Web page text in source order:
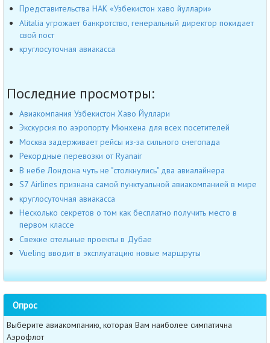
Представительства НАК «Узбекистон хаво йуллари»
Alitalia угрожает банкротство, генеральный директор покидает
свой пост
круглосуточная авиакасса
Последние просмотры:
Авиакомпания Узбекистон Хаво Йуллари
Экскурсия по аэропорту Мюнхена для всех посетителей
Москва задерживает рейсы из-за сильного снегопада
Рекордные перевозки от Ryanair
В небе Лондона чуть не "столкнулись" два авиалайнера
S7 Airlines признана самой пунктуальной авиакомпанией в мире
круглосуточная авиакасса
Несколько секретов о том как бесплатно получить место в
первом классе
Свежие отельные проекты в Дубае
Vueling вводит в эксплуатацию новые маршруты
Опрос
Выберите авиакомпанию, которая Вам наиболее симпатична
Аэрофлот